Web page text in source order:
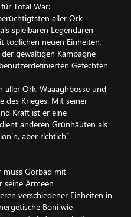
Total War:
aller Ork-
spielbaren Legendären
tödlichen neuen Einheiten,
gewaltigen Kampagne
Gefechten
aller Ork-Waaaghbosse und
des Krieges. Mit seiner
Kraft ist er eine
anderen Grünhäuten als
aber richtich“.
muss Gorbad mit
seine Armeen
verschiedener Einheiten in
Boni wie